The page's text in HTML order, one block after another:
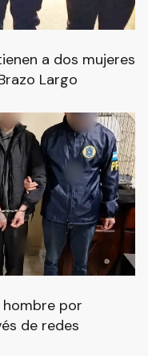
a dos mujeres
Largo
hombre por
de redes